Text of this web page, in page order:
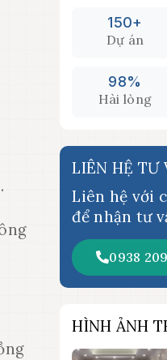
150+
Dự án
98%
Hài lòng
LIÊN HỆ TƯ
Liên hệ với
để nhận tư
0938
HÌNH ẢNH